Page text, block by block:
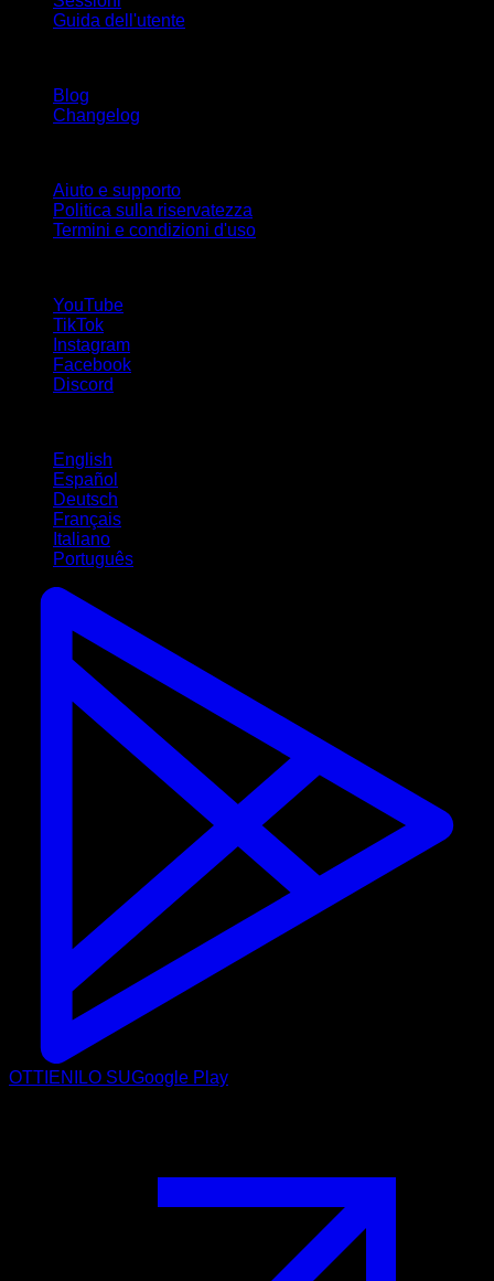
Guida dell'utente
Blog
Changelog
Aiuto e supporto
Politica sulla riservatezza
Termini e condizioni d'uso
YouTube
TikTok
Instagram
Facebook
Discord
English
Español
Deutsch
Français
Italiano
Português
OTTIENILO SUGoogle Play